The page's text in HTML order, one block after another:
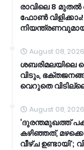
രാവിലെ 8 മുതൽ
ഫോൺ
August 08, 2026
ശബരിമലയിലെ
വിടും,
വെറുതെ
August 08, 2026
‘ദുരന്തമുഖത്ത്
കഴിഞ്ഞത്,
വീഴ്ച ഉണ്ടായി’;